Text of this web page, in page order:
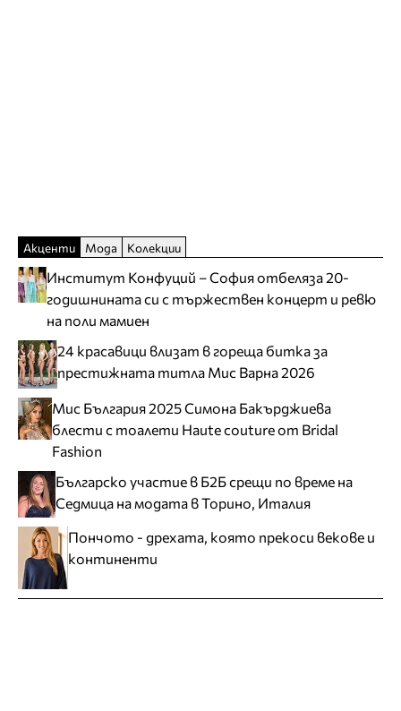
Акценти Мода Колекции
Институт Конфуций – София отбеляза 20-
годишнината си с тържествен концерт и ревю
на поли мамиен
24 красавици влизат в гореща битка за
престижната титла Мис Варна 2026
Мис България 2025 Симона Бакърджиева
блести с тоалети Haute couture от Bridal
Fashion
Българско участие в Б2Б срещи по време на
Седмица на модата в Торино, Италия
Пончото - дрехата, която прекоси векове и
континенти